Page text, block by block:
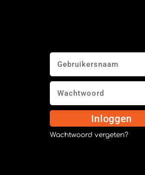
Inloggen
Wachtwoord vergeten?